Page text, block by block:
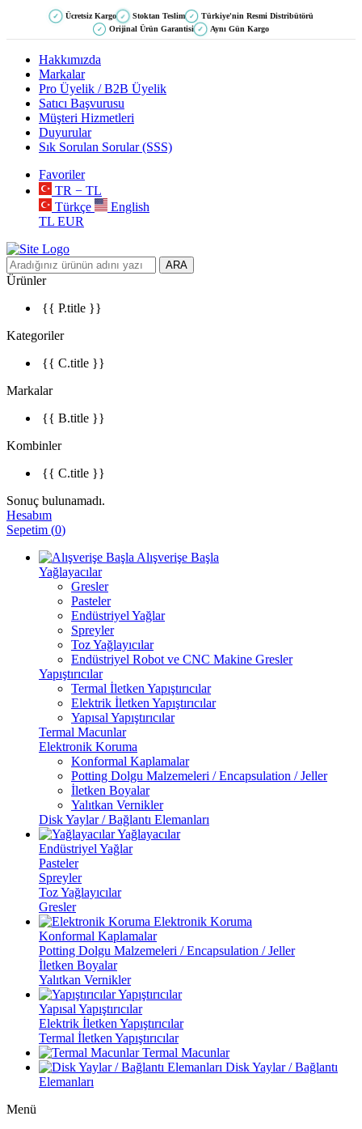
✓ Ücretsiz Kargo ✓ Stoktan Teslim ✓ Türkiye'nin Resmi Distribütörü
✓ Orijinal Ürün Garantisi ✓ Aynı Gün Kargo
Hakkımızda
Markalar
Pro Üyelik / B2B Üyelik
Satıcı Başvurusu
Müşteri Hizmetleri
Duyurular
Sık Sorulan Sorular (SSS)
Favoriler
TR − TL
Türkçe
English
TL EUR
ARA
Ürünler
{{ P.title }}
Kategoriler
{{ C.title }}
Markalar
{{ B.title }}
Kombinler
{{ C.title }}
Sonuç bulunamadı.
Hesabım
Sepetim (0)
Alışverişe Başla
Yağlayacılar
Gresler
Pasteler
Endüstriyel Yağlar
Spreyler
Toz Yağlayıcılar
Endüstriyel Robot ve CNC Makine Gresler
Yapıştırıcılar
Termal İletken Yapıştırıcılar
Elektrik İletken Yapıştırıcılar
Yapısal Yapıştırıcılar
Termal Macunlar
Elektronik Koruma
Konformal Kaplamalar
Potting Dolgu Malzemeleri / Encapsulation / Jeller
İletken Boyalar
Yalıtkan Vernikler
Disk Yaylar / Bağlantı Elemanları
Yağlayacılar
Endüstriyel Yağlar
Pasteler
Spreyler
Toz Yağlayıcılar
Gresler
Elektronik Koruma
Konformal Kaplamalar
Potting Dolgu Malzemeleri / Encapsulation / Jeller
İletken Boyalar
Yalıtkan Vernikler
Yapıştırıcılar
Yapısal Yapıştırıcılar
Elektrik İletken Yapıştırıcılar
Termal İletken Yapıştırıcılar
Termal Macunlar
Disk Yaylar / Bağlantı
Elemanları
Menü